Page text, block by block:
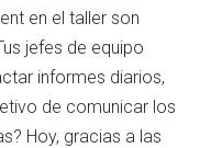
en el taller son
jefes de equipo
informes diarios,
de comunicar los
Hoy, gracias a las